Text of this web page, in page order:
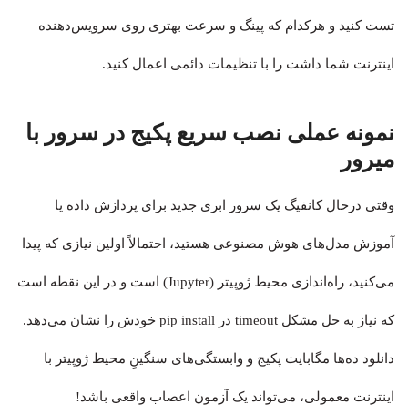
تست کنید و هرکدام که پینگ و سرعت بهتری روی سرویس‌دهنده
اینترنت شما داشت را با تنظیمات دائمی اعمال کنید.
نمونه عملی نصب سریع پکیج در سرور با
میرور
وقتی درحال کانفیگ یک سرور ابری جدید برای پردازش داده یا
آموزش مدل‌های هوش مصنوعی هستید، احتمالاً اولین نیازی که پیدا
می‌کنید، راه‌اندازی محیط ژوپیتر (Jupyter) است و در این نقطه است
که نیاز به حل مشکل timeout در pip install خودش را نشان می‌دهد.
دانلود ده‌ها مگابایت پکیج و وابستگی‌های سنگینِ محیط ژوپیتر با
اینترنت معمولی، می‌تواند یک آزمون اعصاب واقعی باشد!